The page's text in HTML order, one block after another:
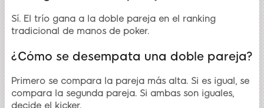
Sí. El trío gana a la doble pareja en el ranking
tradicional de manos de poker.
¿Cómo se desempata una doble pareja?
Primero se compara la pareja más alta. Si es igual, se
compara la segunda pareja. Si ambas son iguales,